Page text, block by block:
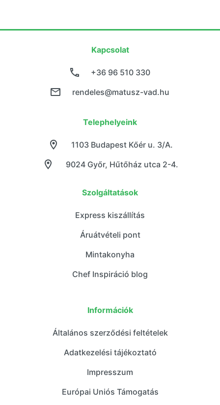
Kapcsolat
+36 96 510 330
rendeles@matusz-vad.hu
Telephelyeink
9024 Győr, Hűtőház utca 2-4.
1103 Budapest Kőér u. 3/A.
Szolgáltatások
Express kiszállítás
Áruátvételi pont
Mintakonyha
Chef Inspiráció blog
Információk
Általános szerződési feltételek
Adatkezelési tájékoztató
Impresszum
Európai Uniós Támogatás